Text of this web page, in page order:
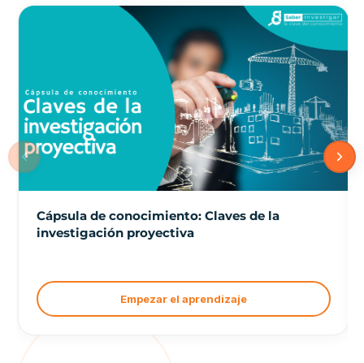
Cápsula de conocimiento: Claves de la
investigación proyectiva
Empezar el aprendizaje